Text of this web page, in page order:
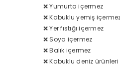
❌ Yumurta içermez
❌ Kabuklu yemiş
❌ Yer fıstığı içermez
❌ Soya içermez
❌ Balık içermez
❌ Kabuklu deniz